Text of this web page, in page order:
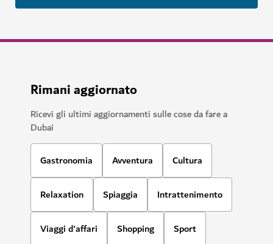
Rimani aggiornato
Ricevi gli ultimi aggiornamenti sulle cose da fare a
Dubai
Gastronomia Avventura Cultura
Relaxation Spiaggia Intrattenimento
Viaggi d'affari Shopping Sport